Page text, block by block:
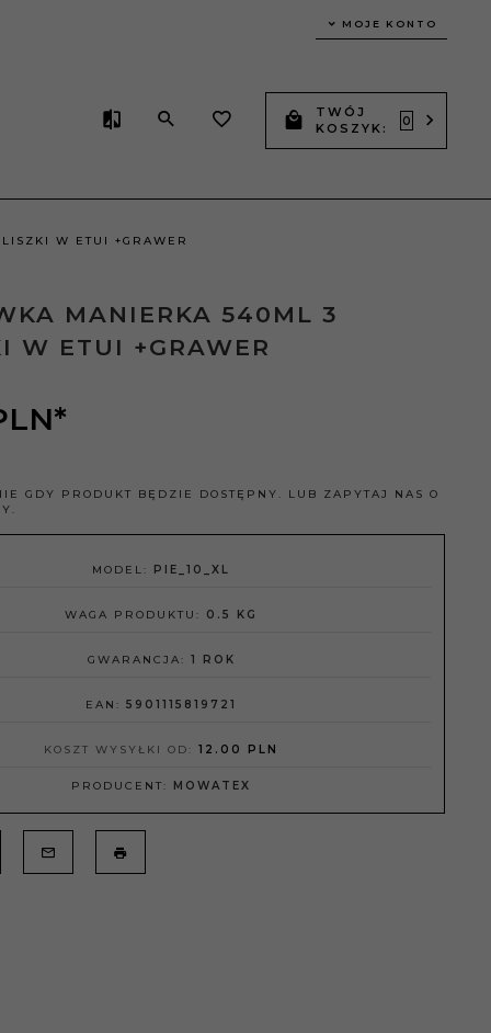
MOJE KONTO
TWÓJ
KOSZYK:
0
W ETUI +GRAWER
MANIERKA 540ML 3
W ETUI +GRAWER
GDY PRODUKT BĘDZIE DOSTĘPNY. LUB ZAPYTAJ NAS O
MODEL: PIE_10_XL
WAGA PRODUKTU: 0.5 KG
GWARANCJA: 1 ROK
EAN:5901115819721
KOSZT WYSYŁKI OD:12.00 PLN
PRODUCENT: MOWATEX